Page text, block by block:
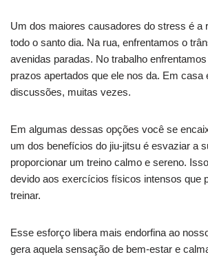
Um dos maiores causadores do stress é a
todo o santo dia. Na rua, enfrentamos o
avenidas paradas. No trabalho
prazos apertados que ele nos da. Em casa
discussões, muitas vezes.
Em algumas dessas opções você se
um dos benefícios do jiu-jitsu é esvaziar a
proporcionar um treino calmo e sereno.
devido aos exercícios físicos intensos que
treinar.
Esse esforço libera mais endorfina ao
gera aquela sensação de bem-estar e